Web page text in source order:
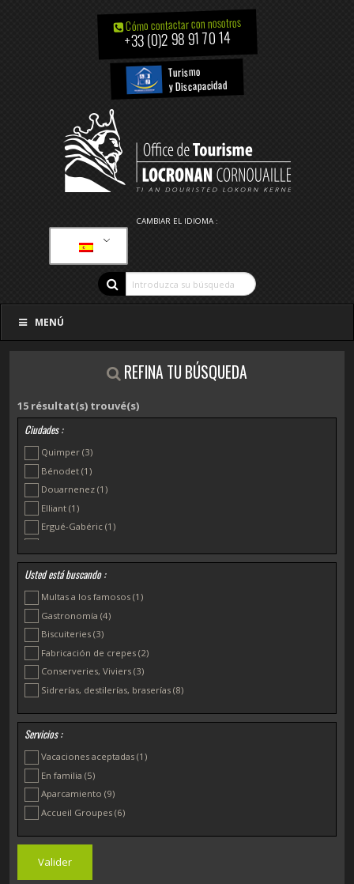
Cómo contactar con nosotros
+33 (0)2 98 91 70 14
Turismo
y Discapacidad
CAMBIAR EL IDIOMA :
MENÚ
REFINA TU BÚSQUEDA
15 résultat(s) trouvé(s)
Ciudades :
Quimper(3)
Bénodet(1)
Douarnenez(1)
Elliant(1)
Ergué-Gabéric(1)
Plomelín(1)
Plonéis(1)
Plonéour-Lanvern(1)
Pont-Aven(1)
Pouldreuzic(1)
Telgruc-sur-Mer(1)
Trégunc(1)
Usted está buscando :
Multas a los famosos(1)
Gastronomía(4)
Biscuiteries(3)
Fabricación de crepes(2)
Conserveries, Viviers(3)
Sidrerías, destilerías, braserías(8)
Servicios :
Vacaciones aceptadas(1)
En familia(5)
Aparcamiento(9)
Accueil Groupes(6)